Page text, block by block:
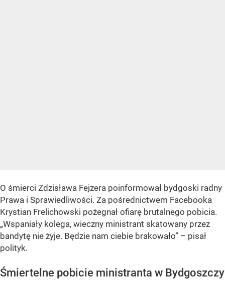
O śmierci Zdzisława Fejzera poinformował bydgoski radny
Prawa i Sprawiedliwości. Za pośrednictwem Facebooka
Krystian Frelichowski pożegnał ofiarę brutalnego pobicia.
„Wspaniały kolega, wieczny ministrant skatowany przez
bandytę nie żyje. Będzie nam ciebie brakowało” – pisał
polityk.
Śmiertelne pobicie ministranta w Bydgoszczy